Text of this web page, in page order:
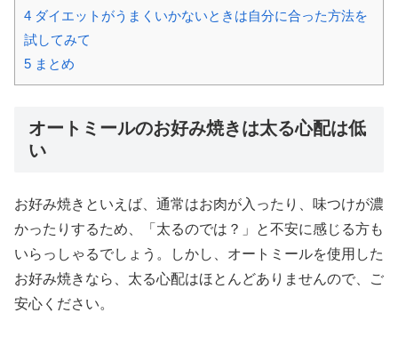
4 ダイエットがうまくいかないときは自分に合った方法を
試してみて
5 まとめ
オートミールのお好み焼きは太る心配は低
い
お好み焼きといえば、通常はお肉が入ったり、味つけが濃
かったりするため、「太るのでは？」と不安に感じる方も
いらっしゃるでしょう。しかし、オートミールを使用した
お好み焼きなら、太る心配はほとんどありませんので、ご
安心ください。